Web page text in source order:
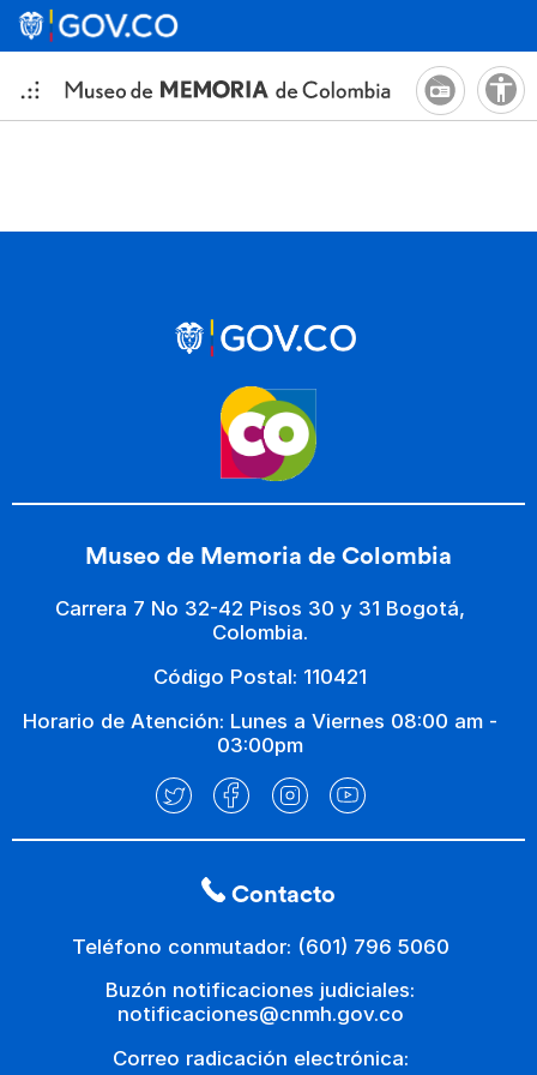
Museo de Memoria de Colombia
Carrera 7 No 32-42 Pisos 30 y 31 Bogotá,
Colombia.
Código Postal: 110421
Horario de Atención: Lunes a Viernes 08:00 am -
03:00pm
Contacto
Teléfono conmutador: (601) 796 5060
Buzón notificaciones judiciales:
notificaciones@cnmh.gov.co
Correo radicación electrónica: